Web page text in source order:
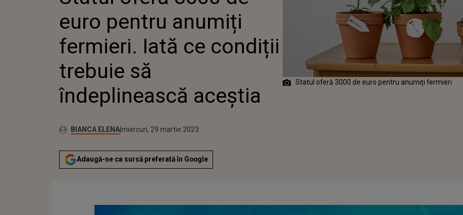
ÎNDEPLINEASCĂ ACEȘTIA
euro pentru anumiți
fermieri. Iată ce condiții
trebuie să
îndeplinească aceștia
Autor:BIANCA ELENA Publicat:
miercuri, 29 martie 2023
Adaugă-ne ca sursă preferată în Google
Statul oferă 3000 de euro pentru anumiți fermieri